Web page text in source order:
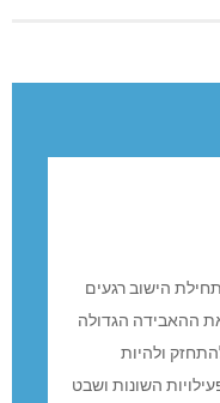
הישוב רגעים
ההאבידה הגדולה
ולהיות
השונות ושבט